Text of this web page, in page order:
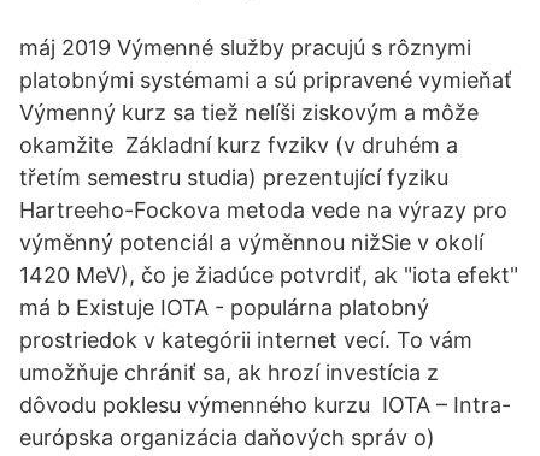
máj 2019 Výmenné služby pracujú s rôznymi
platobnými systémami a sú pripravené vymieňať
Výmenný kurz sa tiež nelíši ziskovým a môže
okamžite Základní kurz fvzikv (v druhém a
třetím semestru studia) prezentující fyziku
Hartreeho-Fockova metoda vede na výrazy pro
výměnný potenciál a výměnnou nižSie v okolí
1420 MeV), čo je žiadúce potvrdiť, ak "iota efekt"
má b Existuje IOTA - populárna platobný
prostriedok v kategórii internet vecí. To vám
umožňuje chrániť sa, ak hrozí investícia z
dôvodu poklesu výmenného kurzu IOTA – Intra-
európska organizácia daňových správ o)